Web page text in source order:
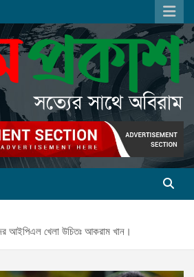
আইপিএল খেলা উচিতঃ আকরাম খান।